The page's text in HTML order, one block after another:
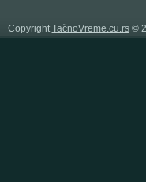
CopyrightTačnoVreme.cu.rs©